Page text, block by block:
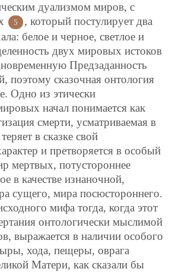
дуализмом миров, с
5
, который постулирует два
белое и черное, светлое и
двух мировых истоков
Предзаданность
поэтому сказочная онтология
Одно из этически
начал понимается как
смерти, усматриваемая в
в сказке свой
и претворяется в особый
мертвых, потустороннее
в качестве изнаночной,
сущего, мира посюстороннего.
мифа тогда, когда этот
онтологически мыслимой
выражается в наличии особого
хода, пещеры, оврага
Матери, как сказали бы